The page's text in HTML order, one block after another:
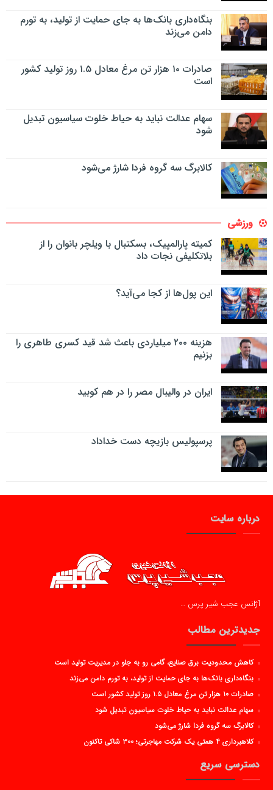
بنگاه‌داری بانک‌ها به جای حمایت از تولید، به تورم
دامن می‌زند
صادرات ۱۰ هزار تن مرغ معادل ۱.۵ روز تولید کشور
است
سهام عدالت نباید به حیاط خلوت سیاسیون تبدیل
شود
کالابرگ سه گروه فردا شارژ می‌شود
ورزشی
کمیته پارالمپیک، بسکتبال با ویلچر بانوان را از
بلاتکلیفی نجات داد
این پول‌ها از کجا می‌آید؟
هزینه ۲۰۰ میلیاردی باعث شد قید کسری طاهری را
بزنیم
ایران در والیبال مصر را در هم کوبید
پرسپولیس بازیچه دست خداداد
درباره سایت
آژانس عجب شیر پرس …
جدیدترین مطالب
کاهش محدودیت برق صنایع، گامی رو به جلو در مدیریت تولید است
بنگاه‌داری بانک‌ها به جای حمایت از تولید، به تورم دامن می‌زند
صادرات ۱۰ هزار تن مرغ معادل ۱.۵ روز تولید کشور است
سهام عدالت نباید به حیاط خلوت سیاسیون تبدیل شود
کالابرگ سه گروه فردا شارژ می‌شود
کلاهبرداری ۴ همتی یک شرکت مهاجرتی؛ ۳۰۰ شاکی تاکنون
دسترسی سریع